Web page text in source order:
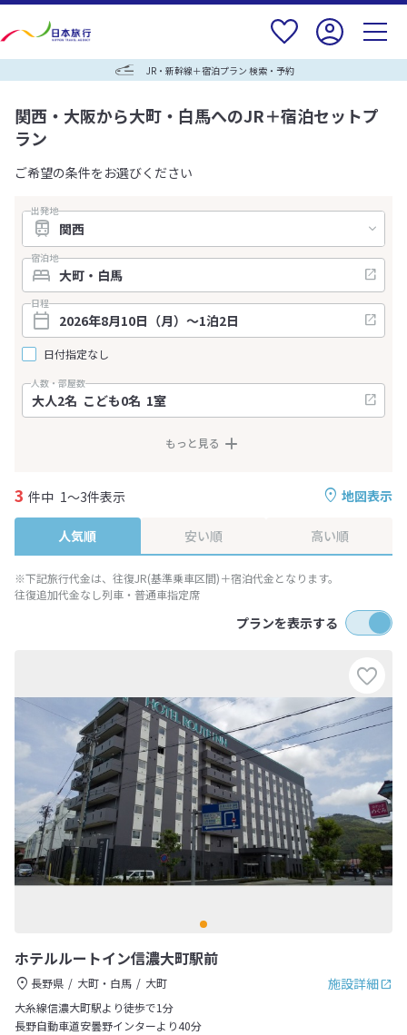
JR・新幹線＋宿泊プラン 検索・予約
関西・大阪から大町・白馬へのJR＋宿泊セットプ
ラン
ご希望の条件をお選びください
出発地
宿泊地
日程
日付指定なし
人数・部屋数
もっと見る
地図表示
3 件中 1～3件表示
人気順 安い順 高い順
※下記旅行代金は、往復JR(基準乗車区間)＋宿泊代金となります。
往復追加代金なし列車・普通車指定席
プランを表示する
ホテルルートイン信濃大町駅前
施設詳細
長野県 大町・白馬
大町
大糸線信濃大町駅より徒歩で1分
長野自動車道安曇野インターより40分